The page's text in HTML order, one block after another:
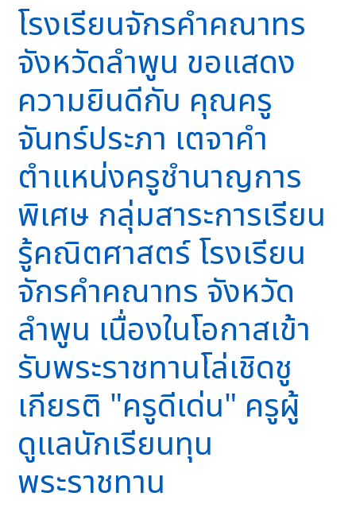
โรงเรียนจักรคำคณาทร
จังหวัดลำพูน ขอแสดง
ความยินดีกับ คุณครู
จันทร์ประภา เตจาคำ
ตำแหน่งครูชำนาญการ
พิเศษ กลุ่มสาระการเรียน
รู้คณิตศาสตร์ โรงเรียน
จักรคำคณาทร จังหวัด
ลำพูน เนื่องในโอกาสเข้า
รับพระราชทานโล่เชิดชู
เกียรติ "ครูดีเด่น" ครูผู้
ดูแลนักเรียนทุน
พระราชทาน